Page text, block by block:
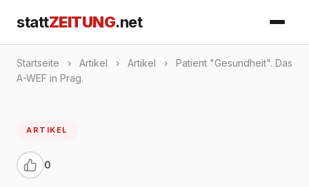
stattZEITUNG.net
Startseite › Artikel › Artikel ›
Patient "Gesundheit". Das
A-WEF in Prag.
ARTIKEL
0